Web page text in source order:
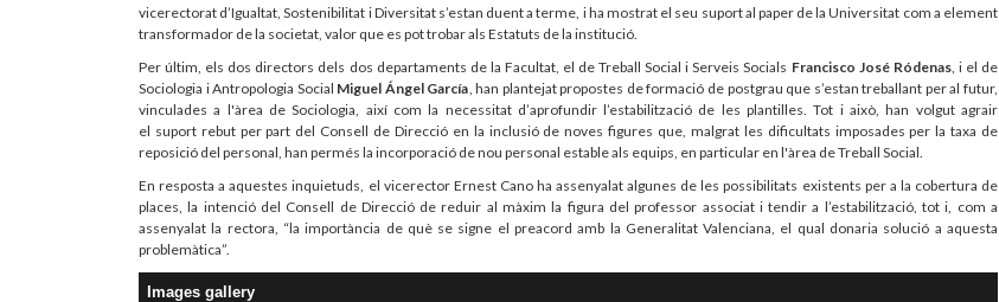
vicerectorat d’Igualtat, Sostenibilitat i Diversitat s’estan duent a terme, i ha mostrat el seu suport al paper de la Universitat com a element
transformador de la societat, valor que es pot trobar als Estatuts de la institució.
Per últim, els dos directors dels dos departaments de la Facultat, el de Treball Social i Serveis Socials Francisco José Ródenas, i el de
Sociologia i Antropologia Social Miguel Ángel García , han plantejat propostes de formació de postgrau que s’estan treballant per al futur,
vinculades a l'àrea de Sociologia, així com la necessitat d’aprofundir l’estabilització de les plantilles. Tot i això, han volgut agrair
el suport rebut per part del Consell de Direcció en la inclusió de noves figures que, malgrat les dificultats imposades per la taxa de
reposició del personal, han permés la incorporació de nou personal estable als equips, en particular en l'àrea de Treball Social.
En resposta a aquestes inquietuds, el vicerector Ernest Cano ha assenyalat algunes de les possibilitats existents per a la cobertura de
places, la intenció del Consell de Direcció de reduir al màxim la figura del professor associat i tendir a l’estabilització, tot i, com a
assenyalat la rectora, “la importància de què se signe el preacord amb la Generalitat Valenciana, el qual donaria solució a aquesta
problemàtica”.
Images gallery